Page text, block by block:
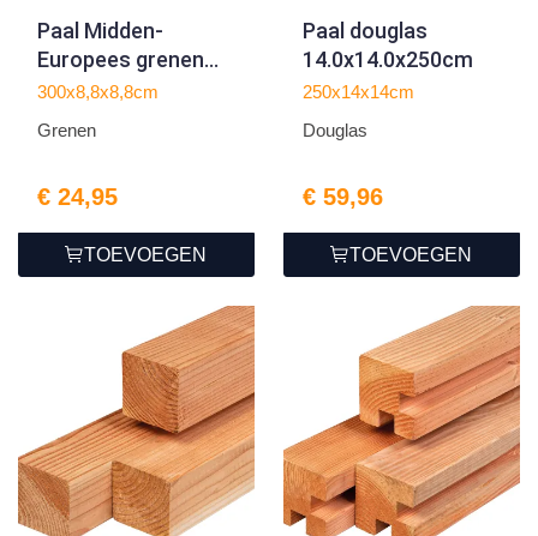
Paal Midden-
Europees grenen
8.8x8.8x300cm
300x8,8x8,8cm
Grenen
€ 24,95
TOEVOEGEN
Paal douglas
14.0x14.0x250cm
250x14x14cm
Douglas
€ 59,96
TOEVOEGEN